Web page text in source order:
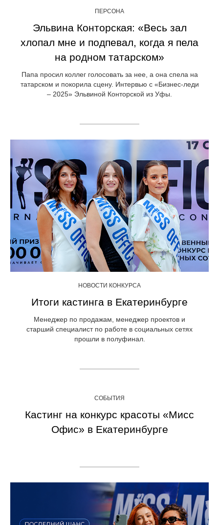
ПЕРСОНА
Эльвина Конторская: «Весь зал
хлопал мне и подпевал, когда я пела
на родном татарском»
Папа просил коллег голосовать за нее, а она спела на
татарском и покорила сцену. Интервью с «Бизнес-леди
– 2025» Эльвиной Конторской из Уфы.
НОВОСТИ КОНКУРСА
Итоги кастинга в Екатеринбурге
Менеджер по продажам, менеджер проектов и
старший специалист по работе в социальных сетях
прошли в полуфинал.
СОБЫТИЯ
Кастинг на конкурс красоты «Мисс
Офис» в Екатеринбурге